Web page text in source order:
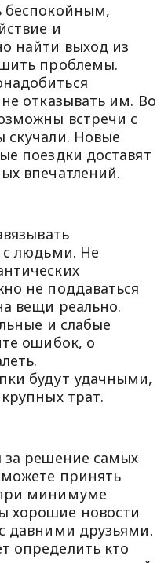
беспокойным,
и
найти выход из
проблемы.
отказывать им. Во
встречи с
Новые
поездки доставят
впечатлений.
с людьми. Не
не поддаваться
вещи реально.
и слабые
ошибок, о
будут удачными,
трат.
за решение самых
принять
минимуме
хорошие новости
давними друзьями.
определить кто